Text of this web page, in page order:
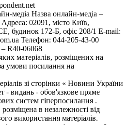
медіа Назва онлайн-медіа –
02091, місто Київ,
172-Б, офіс 208/1 E-mail:
Телефон: 044-205-43-00
– R40-06068
матеріалів, розміщених на
умови посилання на
зі сторінки « Новини України
- видань - обов'язкове пряме
систем гіперпосилання .
в незалежності від
використання матеріалів.